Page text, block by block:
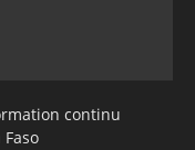
continu